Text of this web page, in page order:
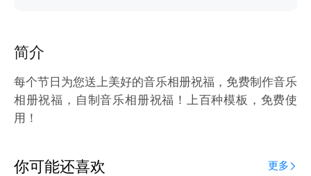
简介
每个节日为您送上美好的音乐相册祝福，免费制作音乐
相册祝福，自制音乐相册祝福！上百种模板，免费使
用！
你可能还喜欢 更多